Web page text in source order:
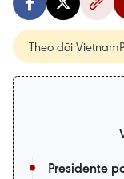
Theo dõi
Presidente